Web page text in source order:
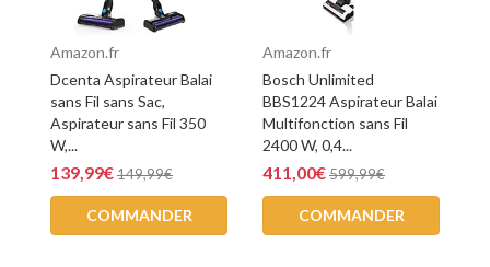
Amazon.fr
Dcenta Aspirateur Balai
sans Fil sans Sac,
Aspirateur sans Fil 350
W,...
139,99€149,99€
COMMANDER
Amazon.fr
Bosch Unlimited
BBS1224 Aspirateur Balai
Multifonction sans Fil
2400 W, 0,4...
411,00€599,99€
COMMANDER